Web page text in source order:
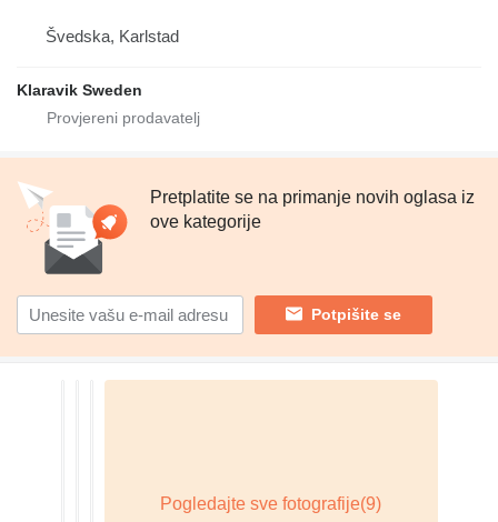
Švedska, Karlstad
Klaravik Sweden
Pretplatite se na primanje novih oglasa iz
ove kategorije
Potpišite se